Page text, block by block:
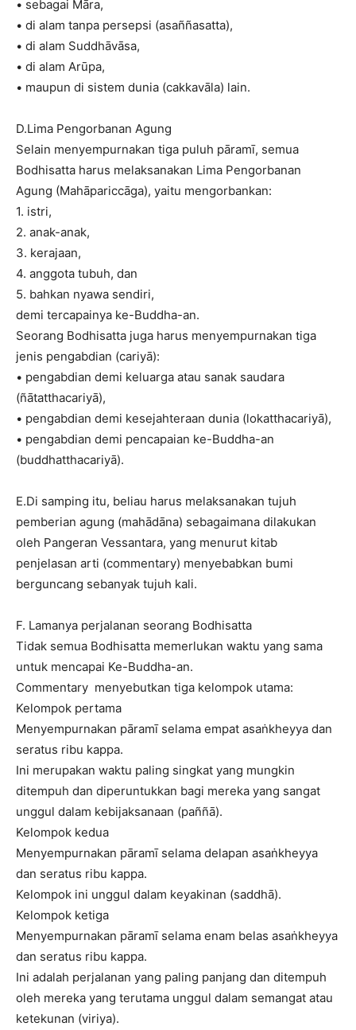
• sebagai Māra,
• di alam tanpa persepsi (asaññasatta),
• di alam Suddhāvāsa,
• di alam Arūpa,
• maupun di sistem dunia (cakkavāla) lain.
D.Lima Pengorbanan Agung
Selain menyempurnakan tiga puluh pāramī, semua
Bodhisatta harus melaksanakan Lima Pengorbanan
Agung (Mahāpariccāga), yaitu mengorbankan:
1. istri,
2. anak-anak,
3. kerajaan,
4. anggota tubuh, dan
5. bahkan nyawa sendiri,
demi tercapainya ke-Buddha-an.
Seorang Bodhisatta juga harus menyempurnakan tiga
jenis pengabdian (cariyā):
• pengabdian demi keluarga atau sanak saudara
(ñātatthacariyā),
• pengabdian demi kesejahteraan dunia (lokatthacariyā),
• pengabdian demi pencapaian ke-Buddha-an
(buddhatthacariyā).
E.Di samping itu, beliau harus melaksanakan tujuh
pemberian agung (mahādāna) sebagaimana dilakukan
oleh Pangeran Vessantara, yang menurut kitab
penjelasan arti (commentary) menyebabkan bumi
berguncang sebanyak tujuh kali.
F. Lamanya perjalanan seorang Bodhisatta
Tidak semua Bodhisatta memerlukan waktu yang sama
untuk mencapai Ke-Buddha-an.
Commentary menyebutkan tiga kelompok utama:
Kelompok pertama
Menyempurnakan pāramī selama empat asaṅkheyya dan
seratus ribu kappa.
Ini merupakan waktu paling singkat yang mungkin
ditempuh dan diperuntukkan bagi mereka yang sangat
unggul dalam kebijaksanaan (paññā).
Kelompok kedua
Menyempurnakan pāramī selama delapan asaṅkheyya
dan seratus ribu kappa.
Kelompok ini unggul dalam keyakinan (saddhā).
Kelompok ketiga
Menyempurnakan pāramī selama enam belas asaṅkheyya
dan seratus ribu kappa.
Ini adalah perjalanan yang paling panjang dan ditempuh
oleh mereka yang terutama unggul dalam semangat atau
ketekunan (viriya).